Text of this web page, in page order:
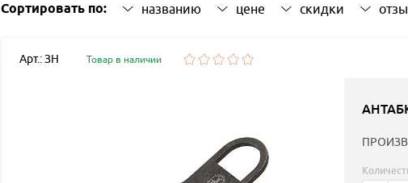
Сортировать по: названию цене скидки
Арт.: ЗН Товар в наличии